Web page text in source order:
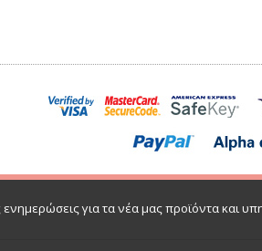
για τα νέα μας προϊόντα και